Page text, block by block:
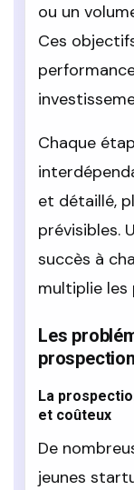
ou un
Ces
Chaque
et détaillé,
prévisibles.
succès à
multiplie les
Les
La
et coûteux
De
jeunes